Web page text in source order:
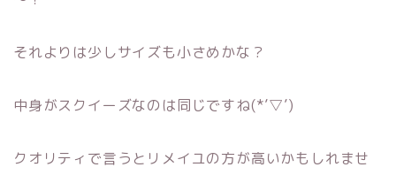
それよりは少しサイズも小さめかな？
中身がスクイーズなのは同じですね(*’▽’)
クオリティで言うとリメイユの方が高いかもしれませ